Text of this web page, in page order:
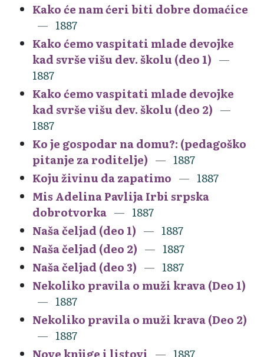
Kako će nam ćeri biti dobre domaćice
1887
Kako ćemo vaspitati mlade devojke
kad svrše višu dev. školu (deo 1)
1887
Kako ćemo vaspitati mlade devojke
kad svrše višu dev. školu (deo 2)
1887
Ko je gospodar na domu?: (pedagoško
pitanje za roditelje)
1887
Koju živinu da zapatimo
1887
Mis Adelina Pavlija Irbi srpska
dobrotvorka
1887
Naša čeljad (deo 1)
1887
Naša čeljad (deo 2)
1887
Naša čeljad (deo 3)
1887
Nekoliko pravila o muži krava (Deo 1)
1887
Nekoliko pravila o muži krava (Deo 2)
1887
Nove knjige i listovi
1887